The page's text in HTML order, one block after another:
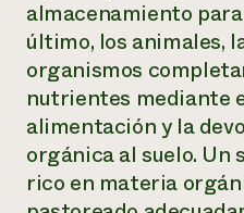
almacenamiento
último, los animales,
organismos
nutrientes mediante
alimentación y la
orgánica al suelo. Un
rico en materia